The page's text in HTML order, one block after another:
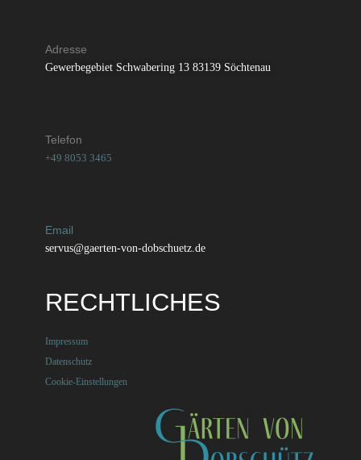
Adresse
Gewerbegebiet Schwabering 13 83139 Söchtenau
Telefon
+49 8053 3465
Email
servus@gaerten-von-dobschuetz.de
RECHTLICHES
Impressum
Datenschutz
Cookie-Einstellungen